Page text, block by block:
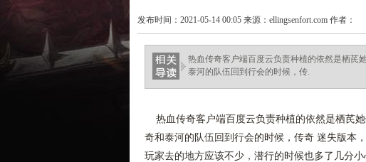
发布时间：2021-05-14 00:05 来源：ellingsenfort.com 作者：
ellingsenfort.com
热血传奇客户端百度云负责种植的依然是栖芪
泰河的队伍回到行会的时候，传.
热血传奇客户端百度云负责种植的依然是栖芪
奇和泰河的队伍回到行会的时候，传奇 迷失版本
玩家去的地方应该不少，潜行的时候也多了几分